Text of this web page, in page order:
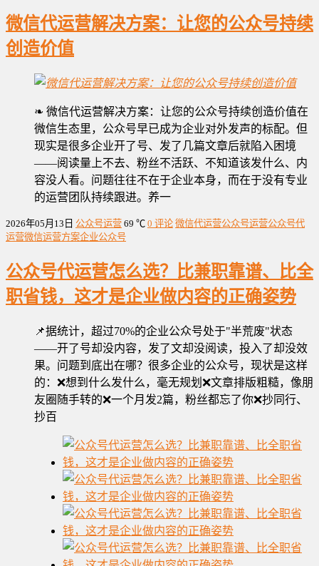
微信代运营解决方案：让您的公众号持续
创造价值
❧ 微信代运营解决方案：让您的公众号持续创造价值在
微信生态里，公众号早已成为企业对外发声的标配。但
现实是很多企业开了号、发了几篇文章后就陷入困境
——阅读量上不去、粉丝不活跃、不知道该发什么、内
容没人看。问题往往不在于企业本身，而在于没有专业
的运营团队持续跟进。养一
2026年05月13日 公众号运营 69 ℃ 0 评论 微信代运营公众号运营公众号代
运营微信运营方案企业公众号
公众号代运营怎么选？比兼职靠谱、比全
职省钱，这才是企业做内容的正确姿势
📌据统计，超过70%的企业公众号处于"半荒废"状态
——开了号却没内容，发了文却没阅读，投入了却没效
果。问题到底出在哪？很多企业的公众号，现状是这样
的：❌想到什么发什么，毫无规划❌文章排版粗糙，像朋
友圈随手转的❌一个月发2篇，粉丝都忘了你❌抄同行、
抄百